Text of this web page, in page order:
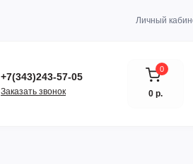
Личный
+7(343)243-57-05
Заказать звонок
0
0 р.